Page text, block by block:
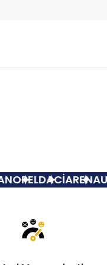
OPELDACİA